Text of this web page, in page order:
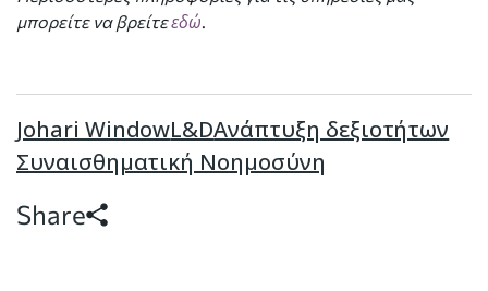
μπορείτε να βρείτεεδώ.
Johari WindowL&DΑνάπτυξη δεξιοτήτων
Συναισθηματική Νοημοσύνη
Share